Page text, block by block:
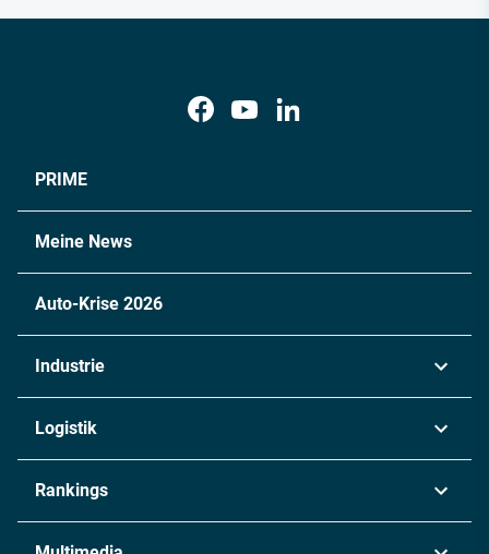
PRIME
Meine News
Auto-Krise 2026
Industrie
Chemie
Metall
Logistik
Rankings